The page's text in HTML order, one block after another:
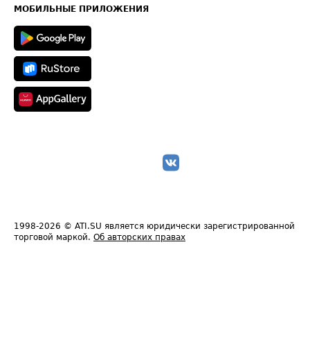
Техническая информация
МОБИЛЬНЫЕ ПРИЛОЖЕНИЯ
1998-2026 © ATI.SU является юридически зарегистрированной
торговой маркой. Об авторских правах